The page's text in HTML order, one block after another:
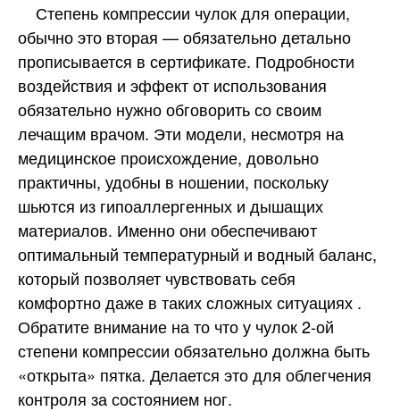
Степень компрессии чулок для операции,
обычно это вторая — обязательно детально
прописывается в сертификате. Подробности
воздействия и эффект от использования
обязательно нужно обговорить со своим
лечащим врачом. Эти модели, несмотря на
медицинское происхождение, довольно
практичны, удобны в ношении, поскольку
шьются из гипоаллергенных и дышащих
материалов. Именно они обеспечивают
оптимальный температурный и водный баланс,
который позволяет чувствовать себя
комфортно даже в таких сложных ситуациях .
Обратите внимание на то что у чулок 2-ой
степени компрессии обязательно должна быть
«открыта» пятка. Делается это для облегчения
контроля за состоянием ног.